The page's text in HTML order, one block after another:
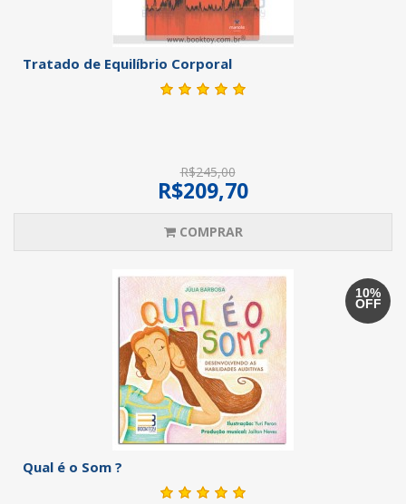
Tratado de Equilíbrio Corporal
R$245,00
R$209,70
COMPRAR
10%
OFF
Qual é o Som ?